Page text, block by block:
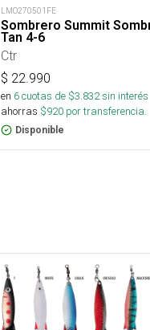
LMO270501FE
Sombrero Summit
Tan 4-6
Ctr
$ 22.990
en 6cuotas de $3.832sin interés
ahorras $920 por transferencia.
Disponible